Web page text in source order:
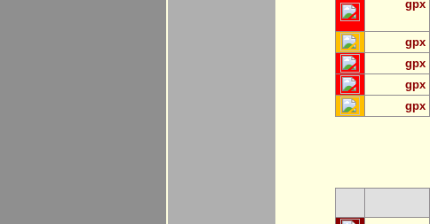
gpx
gpx
gpx
gpx
gpx